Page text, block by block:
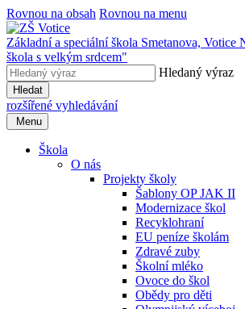
Rovnou na obsah Rovnou na menu
Základní a speciální škola Smetanova, Votice
škola s velkým srdcem"
Hledaný výraz
Hledat
rozšířené vyhledávání
Menu
Škola
O nás
Projekty školy
Šablony OP JAK II
Modernizace škol
Recyklohraní
EU peníze školám
Zdravé zuby
Školní mléko
Ovoce do škol
Obědy pro děti